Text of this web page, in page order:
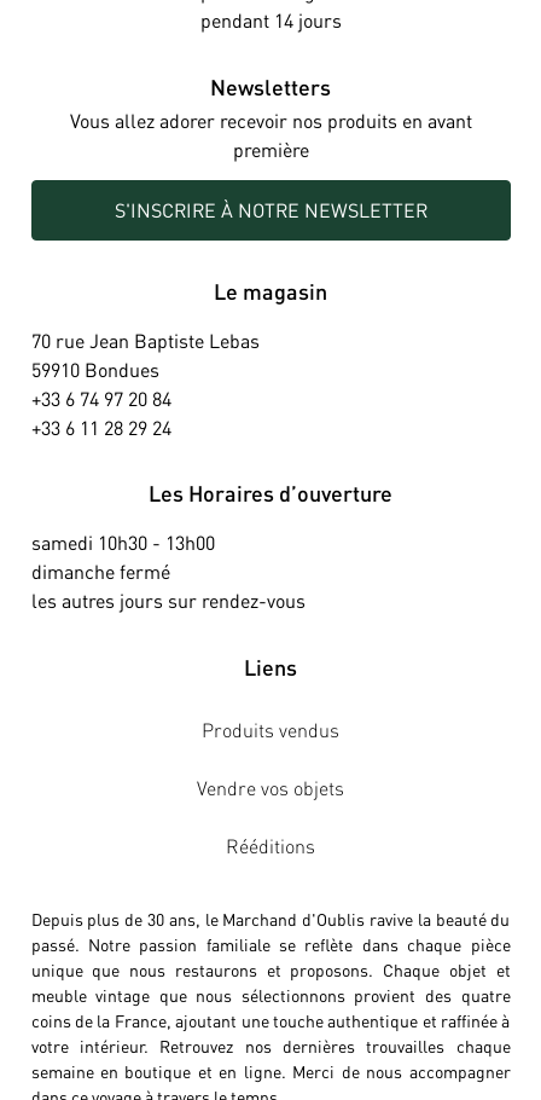
pendant 14 jours
Newsletters
Vous allez adorer recevoir nos produits en avant
première
S'INSCRIRE À NOTRE NEWSLETTER
Le magasin
70 rue Jean Baptiste Lebas
59910 Bondues
+33 6 74 97 20 84
+33 6 11 28 29 24
Les Horaires d’ouverture
samedi 10h30 - 13h00
dimanche fermé
les autres jours sur rendez-vous
Liens
Produits vendus
Vendre vos objets
Rééditions
Depuis plus de 30 ans, le Marchand d'Oublis ravive la beauté du
passé. Notre passion familiale se reflète dans chaque pièce
unique que nous restaurons et proposons. Chaque objet et
meuble vintage que nous sélectionnons provient des quatre
coins de la France, ajoutant une touche authentique et raffinée à
votre intérieur. Retrouvez nos dernières trouvailles chaque
semaine en boutique et en ligne. Merci de nous accompagner